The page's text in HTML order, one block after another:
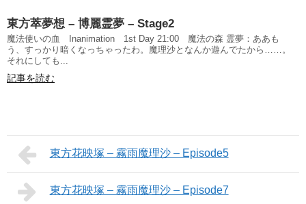
東方萃夢想 – 博麗霊夢 – Stage2
魔法使いの血 Inanimation 1st Day 21:00 魔法の森 霊夢：ああも
う、すっかり暗くなっちゃったわ。魔理沙となんか遊んでたから……。
それにしても...
記事を読む
東方花映塚 – 霧雨魔理沙 – Episode5
東方花映塚 – 霧雨魔理沙 – Episode7